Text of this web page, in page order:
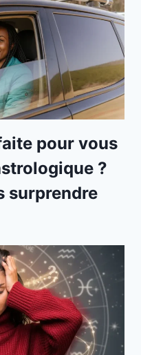
pour vous
?
surprendre